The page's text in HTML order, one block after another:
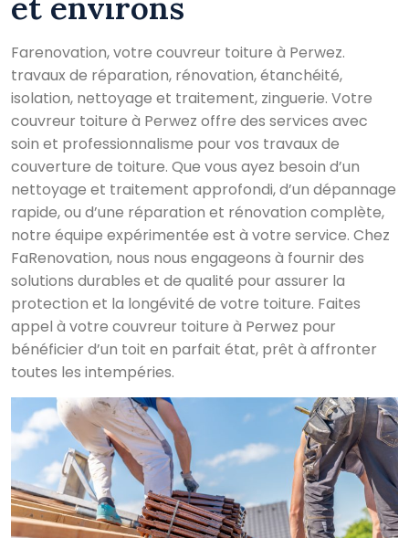
Farenovation, votre couvreur toiture à Perwez.
travaux de réparation, rénovation, étanchéité,
isolation, nettoyage et traitement, zinguerie. Votre
couvreur toiture à Perwez offre des services avec
soin et professionnalisme pour vos travaux de
couverture de toiture. Que vous ayez besoin d’un
nettoyage et traitement approfondi, d’un dépannage
rapide, ou d’une réparation et rénovation complète,
notre équipe expérimentée est à votre service. Chez
FaRenovation, nous nous engageons à fournir des
solutions durables et de qualité pour assurer la
protection et la longévité de votre toiture. Faites
appel à votre couvreur toiture à Perwez pour
bénéficier d’un toit en parfait état, prêt à affronter
toutes les intempéries.